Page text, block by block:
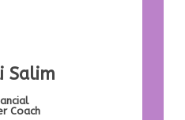
Salim
Coach